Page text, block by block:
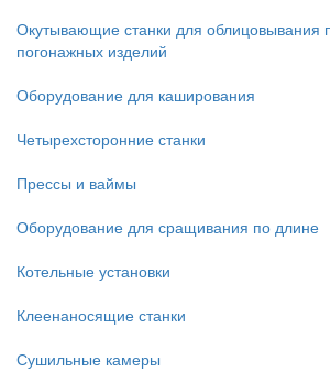
Окутывающие станки для облицовывания
погонажных изделий
Оборудование для каширования
Четырехсторонние станки
Прессы и ваймы
Оборудование для сращивания по длине
Котельные установки
Клеенаносящие станки
Сушильные камеры